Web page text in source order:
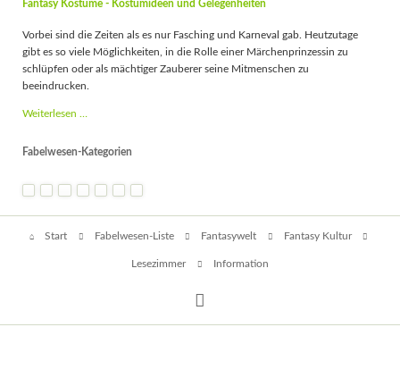
Fantasy Kostüme - Kostümideen und Gelegenheiten
Vorbei sind die Zeiten als es nur Fasching und Karneval gab. Heutzutage
gibt es so viele Möglichkeiten, in die Rolle einer Märchenprinzessin zu
schlüpfen oder als mächtiger Zauberer seine Mitmenschen zu
beeindrucken.
Weiterlesen …
-
Gelegenheiten
Fabelwesen-Kategorien
Start Fabelwesen-Liste Fantasywelt Fantasy Kultur
Lesezimmer Information